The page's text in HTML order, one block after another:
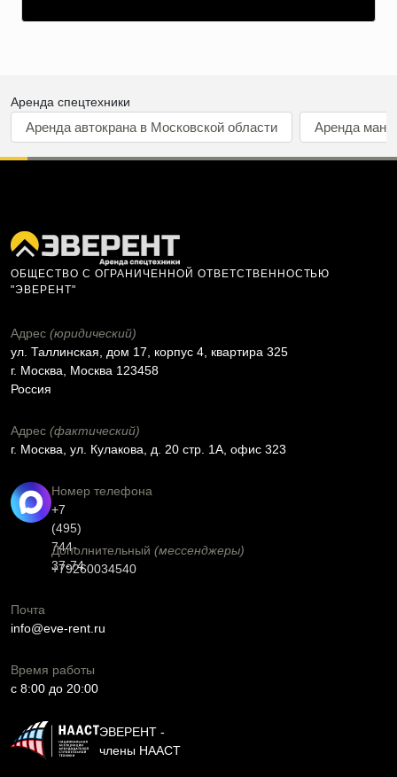
Аренда спецтехники
Аренда автокрана в Московской области Аренда
ОБЩЕСТВО С ОГРАНИЧЕННОЙ ОТВЕТСТВЕННОСТЬЮ
"ЭВЕРЕНТ"
Адрес (юридический)
ул. Таллинская, дом 17, корпус 4, квартира 325
г. Москва, Москва 123458
Россия
Адрес (фактический)
г. Москва, ул. Кулакова, д. 20 стр. 1А, офис 323
Номер телефона
+7
(495)
744-
37-74
Дополнительный (мессенджеры)
+79260034540
Почта
info@eve-rent.ru
Время работы
c 8:00 до 20:00
ЭВЕРЕНТ -
члены НААСТ